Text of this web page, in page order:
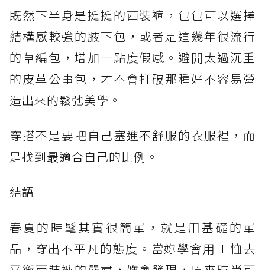
既然下半身是挺挺的西裝褲，包包可以選擇
結構感較強的腋下包，或者是這幾年很流行
的草編包，增加一點度假感。避開太過沉重
的皮革公事包，才不會打破那種好不容易營
造出來的鬆弛美學。
穿搭不是要把自己塞進不舒服的衣服裡，而
是找到最適合自己的比例。
結語
春夏的時髦其實很簡單，就是用基礎的單
品，穿出不平凡的態度。當妳學會用 T 恤去